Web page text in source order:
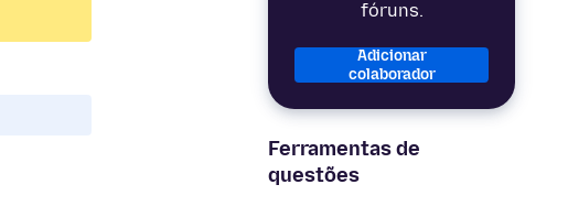
fóruns.
Adicionar
colaborador
Ferramentas de
questões